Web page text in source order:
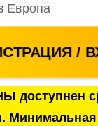
Европа
/
доступнен
Минимальная